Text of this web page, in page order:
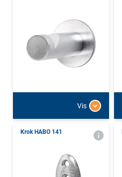
Vis
Krok HABO 141